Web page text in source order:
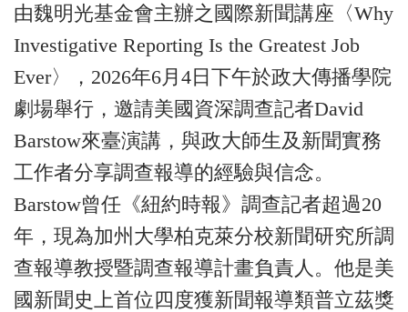
由魏明光基金會主辦之國際新聞講座〈Why
Investigative Reporting Is the Greatest Job
Ever〉，2026年6月4日下午於政大傳播學院
劇場舉行，邀請美國資深調查記者David
Barstow來臺演講，與政大師生及新聞實務
工作者分享調查報導的經驗與信念。
Barstow曾任《紐約時報》調查記者超過20
年，現為加州大學柏克萊分校新聞研究所調
查報導教授暨調查報導計畫負責人。他是美
國新聞史上首位四度獲新聞報導類普立茲獎